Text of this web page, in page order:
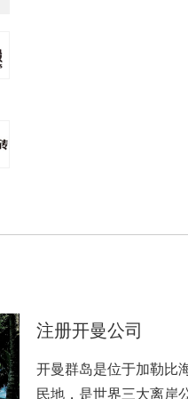
注册开曼公司
开曼群岛是位于加勒比
民地，是世界三大离岸